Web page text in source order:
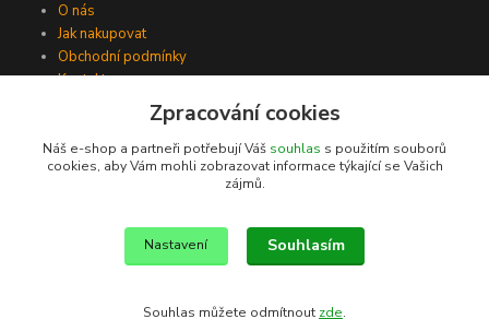
O nás
Jak nakupovat
Obchodní podmínky
Kontakty
Zpracování cookies
Náš e-shop a partneři potřebují Váš souhlas s použitím souborů
cookies, aby Vám mohli zobrazovat informace týkající se Vašich
zájmů.
Nastavení Souhlasím
Souhlas můžete odmítnout zde.